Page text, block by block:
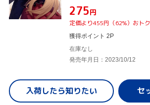
¥275円
定価より455円（62%）おトク
獲得ポイント 2P
在庫なし
発売年月日：2023/10/12
入荷したら知りたい